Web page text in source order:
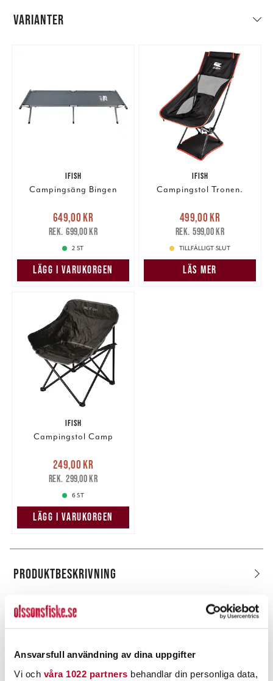
Ansvarsfull användning av dina uppgifter
Vi och våra 1022 partners behandlar din personliga data,
VARIANTER
IFISH
Campingsäng Bingen
Nuvarande pris
649,00 krTidigare pris
699,00 kr
649,00 kr
699,00 kr
2 ST
LÄGG I VARUKORGEN
IFISH
Campingstol Tronen.
Nuvarande pris
499,00 krTidigare pris
599,00 kr
499,00 kr
599,00 kr
TILLFÄLLIGT SLUT
LÄS MER
IFISH
Campingstol Camp
Nuvarande pris
249,00 krTidigare pris
299,00 kr
249,00 kr
299,00 kr
6 ST
LÄGG I VARUKORGEN
PRODUKTBESKRIVNING
POPULÄRT JUST NU